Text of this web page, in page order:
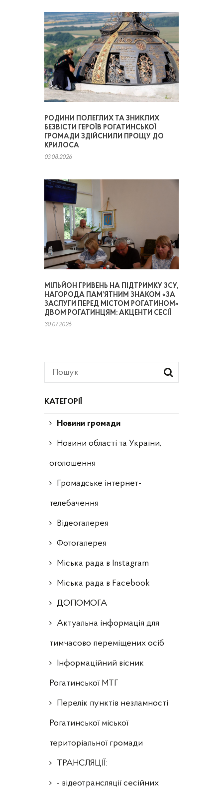
КАТЕГОРІЇ
Новини громади
Новини області та України,
оголошення
Громадське інтернет-
телебачення
Відеогалерея
Фотогалерея
Міська рада в Instagram
Міська рада в Facebook
ДОПОМОГА
Актуальна інформація для
тимчасово переміщених осіб
Інформаційний вісник
Рогатинської МТГ
Перелік пунктів незламності
Рогатинської міської
територіальної громади
ТРАНСЛЯЦІЇ:
- відеотрансляції сесійних
РОДИНИ ПОЛЕГЛИХ ТА ЗНИКЛИХ
БЕЗВІСТИ ГЕРОЇВ РОГАТИНСЬКОЇ
ГРОМАДИ ЗДІЙСНИЛИ ПРОЩУ ДО
КРИЛОСА
03.08.2026
МІЛЬЙОН ГРИВЕНЬ НА ПІДТРИМКУ ЗСУ,
НАГОРОДА ПАМ’ЯТНИМ ЗНАКОМ «ЗА
ЗАСЛУГИ ПЕРЕД МІСТОМ РОГАТИНОМ»
ДВОМ РОГАТИНЦЯМ: АКЦЕНТИ СЕСІЇ
30.07.2026